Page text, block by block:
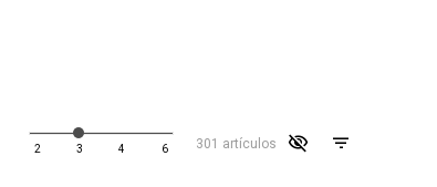
301 artículos visibility_off